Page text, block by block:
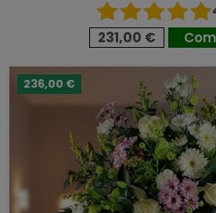
231,00 €
236,00 €